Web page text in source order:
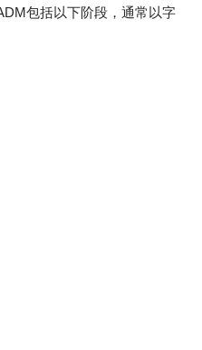
包括以下阶段，通常以字